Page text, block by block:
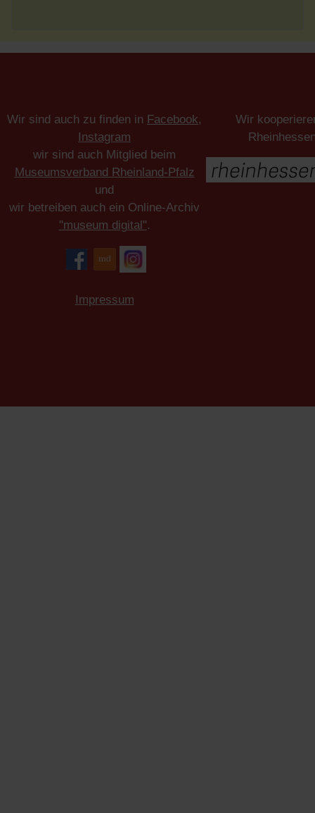
Wir sind auch zu finden in Facebook,
Instagram
wir sind auch Mitglied beim
Museumsverband Rheinland-Pfalz
und
wir betreiben auch ein Online-Archiv
"museum digital".
Impressum
Wir